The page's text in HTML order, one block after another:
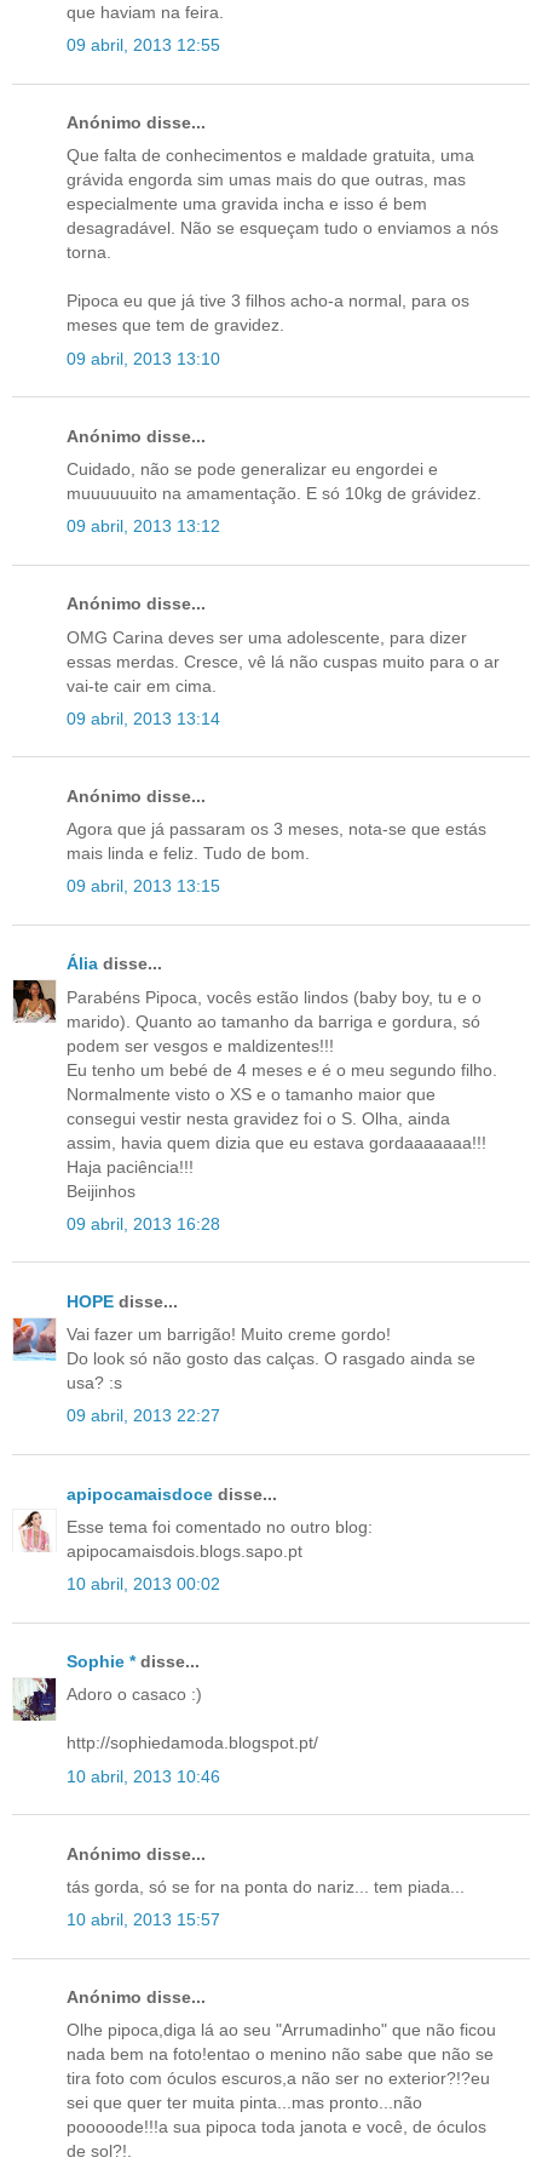
que haviam na feira.
09 abril, 2013 12:55
Anónimo disse...
Que falta de conhecimentos e maldade gratuita, uma
grávida engorda sim umas mais do que outras, mas
especialmente uma gravida incha e isso é bem
desagradável. Não se esqueçam tudo o enviamos a nós
torna.
Pipoca eu que já tive 3 filhos acho-a normal, para os
meses que tem de gravidez.
09 abril, 2013 13:10
Anónimo disse...
Cuidado, não se pode generalizar eu engordei e
muuuuuuito na amamentação. E só 10kg de grávidez.
09 abril, 2013 13:12
Anónimo disse...
OMG Carina deves ser uma adolescente, para dizer
essas merdas. Cresce, vê lá não cuspas muito para o ar
vai-te cair em cima.
09 abril, 2013 13:14
Anónimo disse...
Agora que já passaram os 3 meses, nota-se que estás
mais linda e feliz. Tudo de bom.
09 abril, 2013 13:15
Ália disse...
Parabéns Pipoca, vocês estão lindos (baby boy, tu e o
marido). Quanto ao tamanho da barriga e gordura, só
podem ser vesgos e maldizentes!!!
Eu tenho um bebé de 4 meses e é o meu segundo filho.
Normalmente visto o XS e o tamanho maior que
consegui vestir nesta gravidez foi o S. Olha, ainda
assim, havia quem dizia que eu estava gordaaaaaaa!!!
Haja paciência!!!
Beijinhos
09 abril, 2013 16:28
HOPE disse...
Vai fazer um barrigão! Muito creme gordo!
Do look só não gosto das calças. O rasgado ainda se
usa? :s
09 abril, 2013 22:27
apipocamaisdoce disse...
Esse tema foi comentado no outro blog:
apipocamaisdois.blogs.sapo.pt
10 abril, 2013 00:02
Sophie *disse...
Adoro o casaco :)
http://sophiedamoda.blogspot.pt/
10 abril, 2013 10:46
Anónimo disse...
tás gorda, só se for na ponta do nariz... tem piada...
10 abril, 2013 15:57
Anónimo disse...
Olhe pipoca,diga lá ao seu "Arrumadinho" que não ficou
nada bem na foto!entao o menino não sabe que não se
tira foto com óculos escuros,a não ser no exterior?!?eu
sei que quer ter muita pinta...mas pronto...não
pooooode!!!a sua pipoca toda janota e você, de óculos
de sol?!.